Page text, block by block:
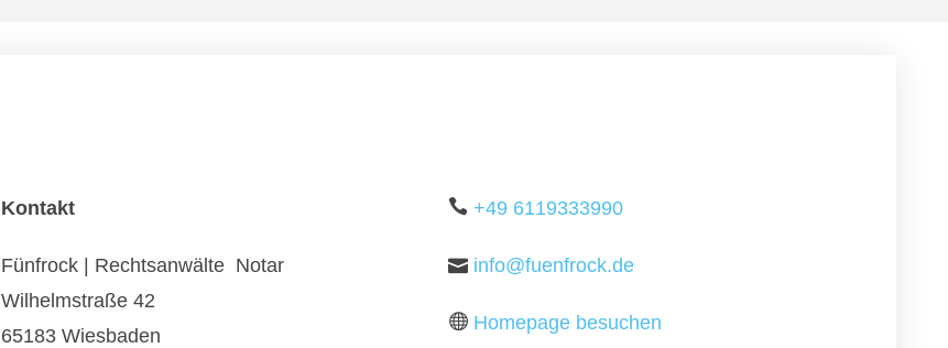
Kontakt
Fünfrock | Rechtsanwälte  Notar
Wilhelmstraße 42
65183 Wiesbaden
+49 6119333990
info@fuenfrock.de
Homepage besuchen